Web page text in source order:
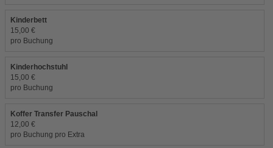
Kinderbett
15,00 €
pro Buchung
Kinderhochstuhl
15,00 €
pro Buchung
Koffer Transfer Pauschal
12,00 €
pro Buchung pro Extra